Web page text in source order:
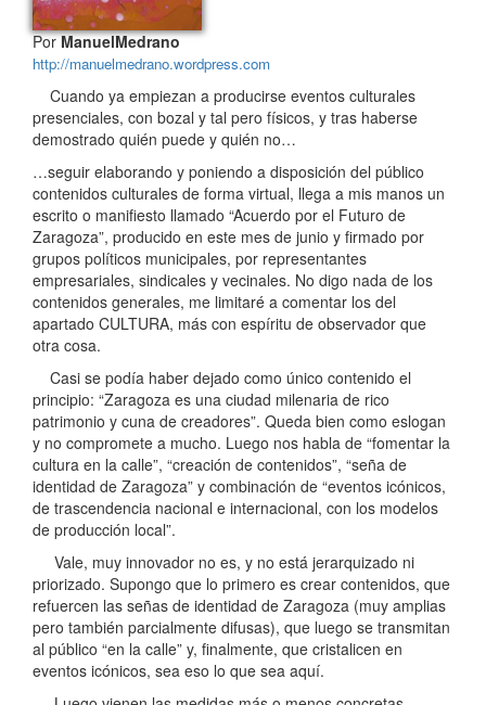
PorManuelMedrano
http://manuelmedrano.wordpress.com
Cuando ya empiezan a producirse eventos culturales
presenciales, con bozal y tal pero físicos, y tras haberse
demostrado quién puede y quién no…
…seguir elaborando y poniendo a disposición del público
contenidos culturales de forma virtual, llega a mis manos un
escrito o manifiesto llamado “Acuerdo por el Futuro de
Zaragoza”, producido en este mes de junio y firmado por
grupos políticos municipales, por representantes
empresariales, sindicales y vecinales. No digo nada de los
contenidos generales, me limitaré a comentar los del
apartado CULTURA, más con espíritu de observador que
otra cosa.
Casi se podía haber dejado como único contenido el
principio: “Zaragoza es una ciudad milenaria de rico
patrimonio y cuna de creadores”. Queda bien como eslogan
y no compromete a mucho. Luego nos habla de “fomentar la
cultura en la calle”, “creación de contenidos”, “seña de
identidad de Zaragoza” y combinación de “eventos icónicos,
de trascendencia nacional e internacional, con los modelos
de producción local”.
Vale, muy innovador no es, y no está jerarquizado ni
priorizado. Supongo que lo primero es crear contenidos, que
refuercen las señas de identidad de Zaragoza (muy amplias
pero también parcialmente difusas), que luego se transmitan
al público “en la calle” y, finalmente, que cristalicen en
eventos icónicos, sea eso lo que sea aquí.